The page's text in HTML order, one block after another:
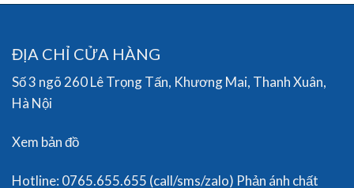
ĐỊA CHỈ CỬA HÀNG
Số 3 ngõ 260 Lê Trọng Tấn, Khương Mai, Thanh Xuân,
Hà Nội
Xem bản đồ
Hotline: 0765.655.655 (call/sms/zalo) Phản ánh chất